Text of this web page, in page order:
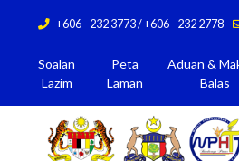
+606 - 232 3773 / +606 - 232 2778
Soalan
Lazim
Peta
Laman
Aduan &
Balas